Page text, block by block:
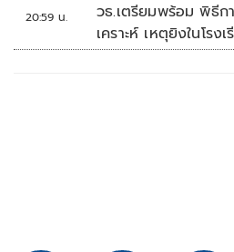
20:59 น.
วธ.เตรียมพร้อม พิธีก
เคราะห์ เหตุยิงในโรงเ